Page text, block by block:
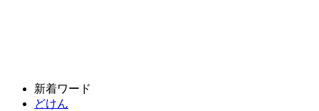
新着ワード
どけん